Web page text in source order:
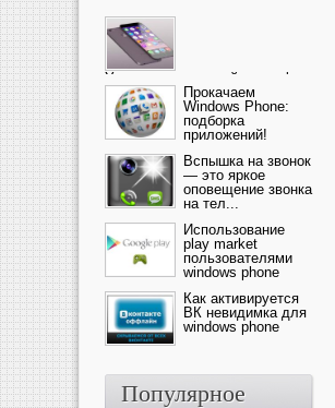
Ультрасовременный смартфон
— это новика от компании Ap...
Прокачаем
Windows Phone:
подборка
приложений!
Вспышка на звонок
— это яркое
оповещение звонка
на тел...
Использование
play market
пользователями
windows phone
Как активируется
ВК невидимка для
windows phone
Популярное